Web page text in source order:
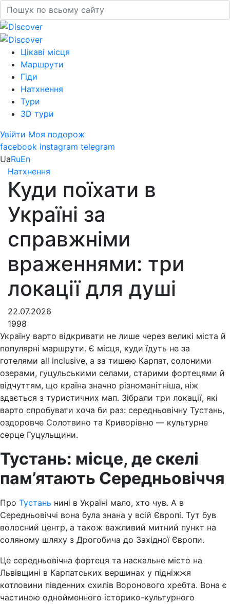
Цікаві місця
Маршрути
Гіди
Натхнення
Тури
3D тури
Увійти Моя подорож
facebook instagram telegram
UaRuEn
Натхнення
Куди поїхати в
Україні за
справжніми
враженнями: три
локації для душі
22.07.2026
1998
Україну варто відкривати не лише через великі міста й
популярні маршрути. Є місця, куди їдуть не за
готелями all inclusive, а за тишею Карпат, солоними
озерами, гуцульськими селами, старими фортецями й
відчуттям, що країна значно різноманітніша, ніж
здається з туристичних мап. Зібрали три локації, які
варто спробувати хоча би раз: середньовічну Тустань,
оздоровче Солотвино та Криворівню — культурне
серце Гуцульщини.
Тустань: місце, де скелі
пам’ятають Середньовіччя
Про Тустань нині в Україні мало, хто чув. А в
Середньовіччі вона була знана у всій Європі. Тут був
волосний центр, а також важливий митний пункт на
соляному шляху з Дрогобича до Західної Європи.
Це середньовічна фортеця та наскальне місто на
Львівщині в Карпатських вершинах у підніжжя
котловини південних схилів Воронового хребта. Вона є
частиною однойменного історико-культурного